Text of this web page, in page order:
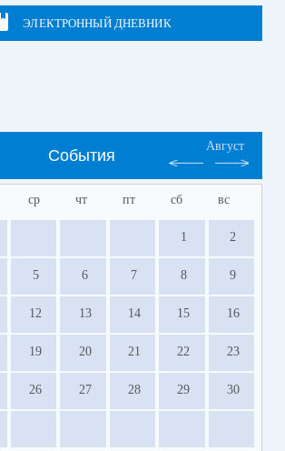
ЭЛЕКТРОННЫЙ ДНЕВНИК
События
Август
ср чт пт сб вс
1 2
5 6 7 8 9
12 13 14 15 16
19 20 21 22 23
26 27 28 29 30